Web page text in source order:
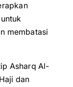
membatasi
Asharq Al-
dan